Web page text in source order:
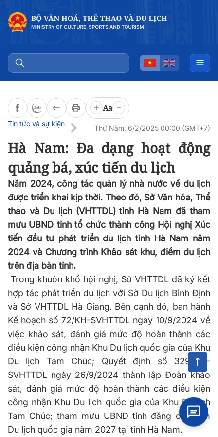
Aa
Tin tức và sự kiện
Thứ Năm, 6/2/2025 00:00 (GMT+7)
Hà Nam: Đa dạng hoạt động
quảng bá, xúc tiến du lịch
Năm 2024, công tác quản lý nhà nước về du lịch
được triển khai kịp thời. Theo đó, Sở Văn hóa, Thể
thao và Du lịch (VHTTDL) tỉnh Hà Nam đã tham
mưu UBND tỉnh tổ chức thành công Hội nghị Xúc
tiến đầu tư phát triển du lịch tỉnh Hà Nam năm
2024 và Chương trình Khảo sát khu, điểm du lịch
trên địa bàn tỉnh.
Trong khuôn khổ hội nghị, Sở VHTTDL đã ký kết
hợp tác phát triển du lịch với Sở Du lịch Bình Định
và Sở VHTTDL Hà Giang. Bên cạnh đó, ban hành
Kế hoạch số 72/KH-SVHTTDL ngày 10/9/2024 về
việc khảo sát, đánh giá mức độ hoàn thành các
điều kiện công nhận Khu Du lịch quốc gia của Khu
Du lịch Tam Chúc; Quyết định số 329/QĐ-
SVHTTDL ngày 26/9/2024 thành lập Đoàn khảo
sát, đánh giá mức độ hoàn thành các điều kiện
công nhận Khu Du lịch quốc gia của Khu Du lịch
Tam Chúc; tham mưu UBND tỉnh đăng cai Năm
Du lịch quốc gia năm 2027 tại tỉnh Hà Nam.
Đọc bài